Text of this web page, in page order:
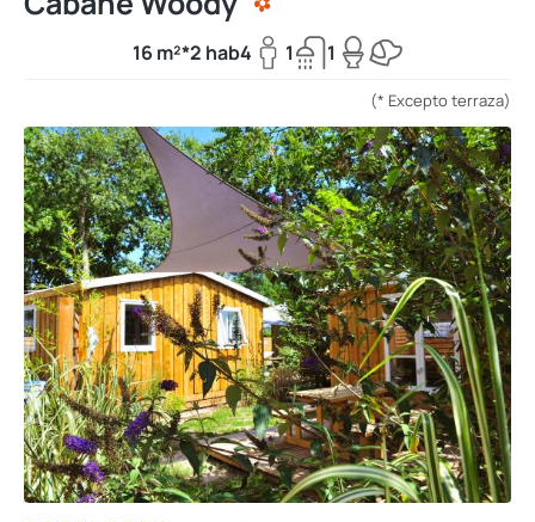
16 m²*2 hab4 1 1
(* Excepto terraza)